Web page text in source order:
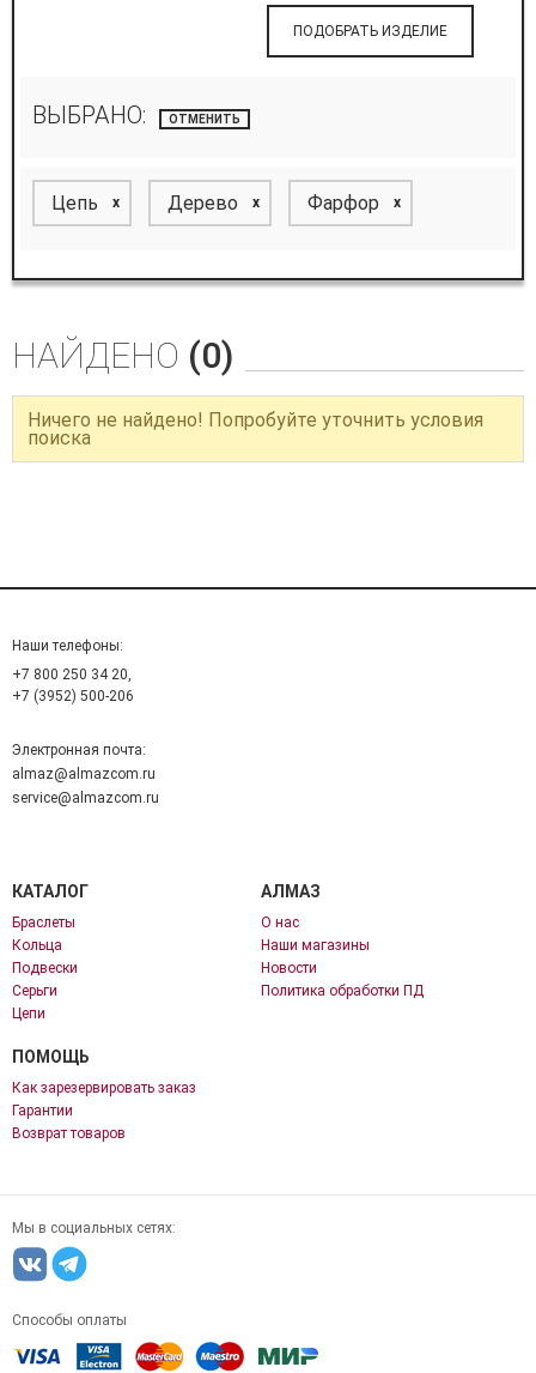
ПОДОБРАТЬ ИЗДЕЛИЕ
ВЫБРАНО: ОТМЕНИТЬ
Цепь x Дерево x Фарфор x
НАЙДЕНО (0)
Ничего не найдено! Попробуйте уточнить условия
поиска
Наши телефоны:
+7 800 250 34 20,
+7 (3952) 500-206
Электронная почта:
almaz@almazcom.ru
service@almazcom.ru
КАТАЛОГ
Браслеты
Кольца
Подвески
Серьги
Цепи
АЛМАЗ
О нас
Наши магазины
Новости
Политика обработки ПД
ПОМОЩЬ
Как зарезервировать заказ
Гарантии
Возврат товаров
Мы в социальных сетях:
Способы оплаты